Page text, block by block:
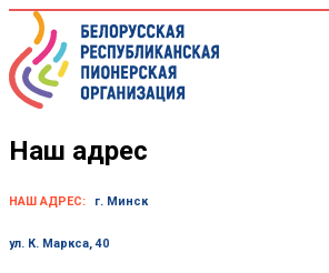
Skip
content
Наш адрес
НАШ АДРЕС: г. Минск
ул. К. Маркса, 40